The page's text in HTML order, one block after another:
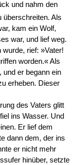
und nahm den
überschreiten. Als
kam ein Wolf,
war, und lief weg.
rief: »Vater!
worden.« Als
und er begann ein
erheben. Dieser
des Vaters glitt
ins Wasser. Und
Er lief dem
dann dem, der ins
er nicht mehr
hinüber, setzte